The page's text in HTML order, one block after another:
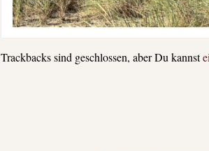
Trackbacks sind geschlossen, aber Du kannst